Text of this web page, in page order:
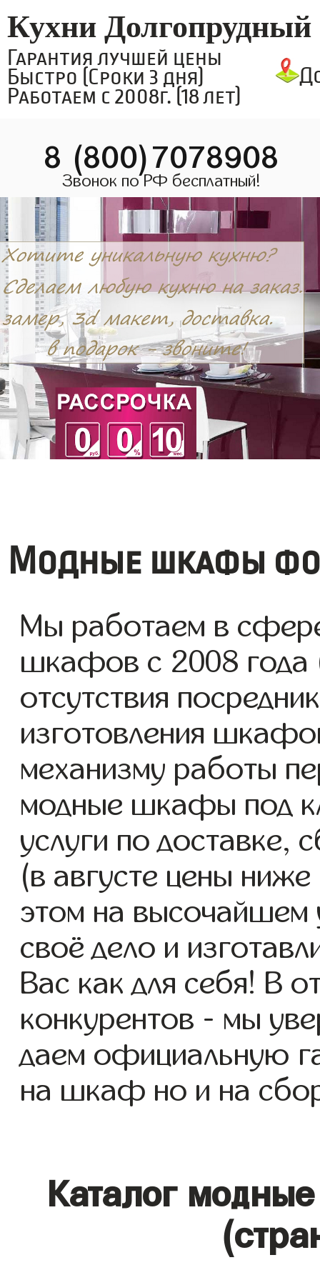
Кухни Долгопрудный
Гарантия лучшей цены
Быстро (Сроки 3 дня)
Работаем с 2008г. (18 лет)
8 (800)7078908
Звонок по РФ бесплатный!
Модные шкафы
Мы работаем в
шкафов с 2008 года
отсутствия
изготовления
механизму работы
модные шкафы под
услуги по доставке,
(в августе цены
этом на
своё дело и
Вас как для себя! В
конкурентов - мы
даем официальную
на шкаф но и на
Каталог